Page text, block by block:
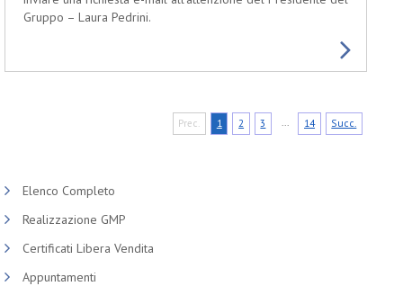
Gruppo – Laura Pedrini.
Prec. 1 2 3 ... 14 Succ.
Elenco Completo
Realizzazione GMP
Certificati Libera Vendita
Appuntamenti